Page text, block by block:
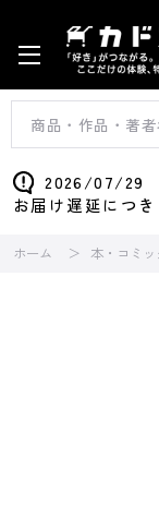
2026/07/29
お届け遅延につ
ホーム 本・コミ